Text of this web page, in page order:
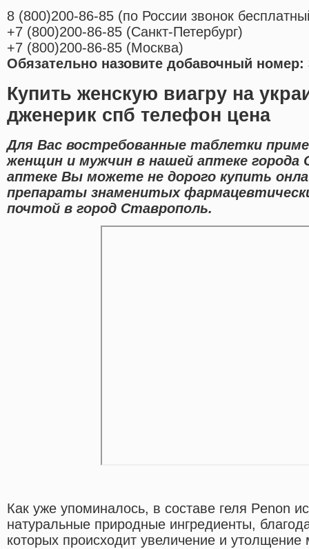
8 (800)200-86-85 (по России звонок
+7 (800)200-86-85 (Санкт-Петербург)
+7 (800)200-86-85 (Москва)
Обязательно назовите добавочный номер:
Купить женскую виагру на
дженерик спб телефон цена
Для Вас востребованные таблетки
женщин и мужчин в нашей аптеке города
аптеке Вы можете не дорого купить
препараты знаменитых
почтой в город Ставрополь.
Как уже упоминалось, в составе геля Penon
натуральные природные ингредиенты,
которых происходит увеличение и утолщение